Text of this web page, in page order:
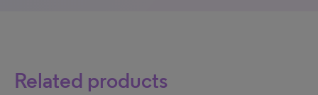
Related products